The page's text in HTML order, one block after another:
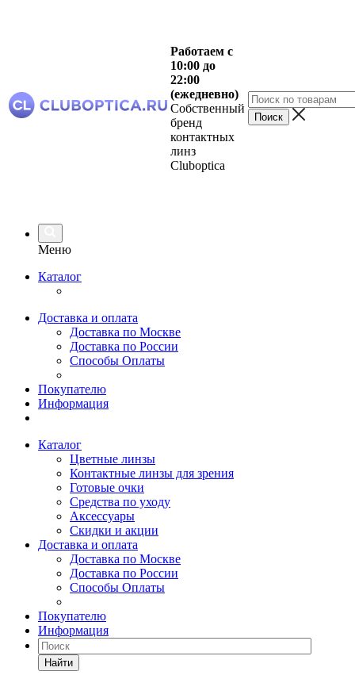
Работаем с
10:00 до
22:00
(ежедневно)
Собственный
бренд
контактных
линз
Cluboptica
Меню
Каталог
Доставка и оплата
Доставка по Москве
Доставка по России
Способы Оплаты
Покупателю
Информация
Каталог
Цветные линзы
Контактные линзы для зрения
Готовые очки
Средства по уходу
Аксессуары
Скидки и акции
Доставка и оплата
Доставка по Москве
Доставка по России
Способы Оплаты
Покупателю
Информация
Найти